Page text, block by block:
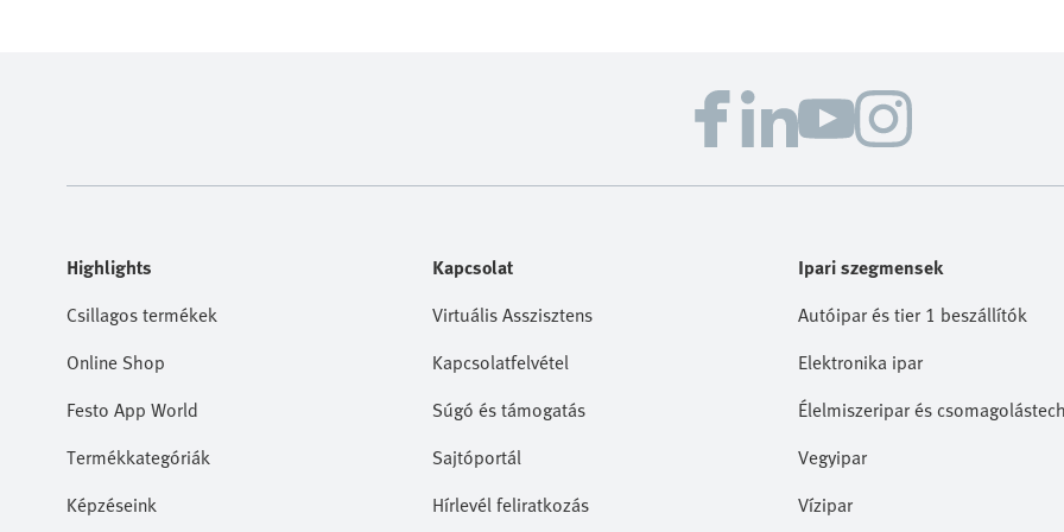
Highlights
Csillagos termékek
Online Shop
Festo App World
Termékkategóriák
Képzéseink
Kapcsolat
Virtuális Asszisztens
Kapcsolatfelvétel
Súgó és támogatás
Sajtóportál
Hírlevél feliratkozás
Ipari szegmensek
Autóipar és tier 1 beszállítók
Elektronika ipar
Élelmiszeripar és
Vegyipar
Vízipar